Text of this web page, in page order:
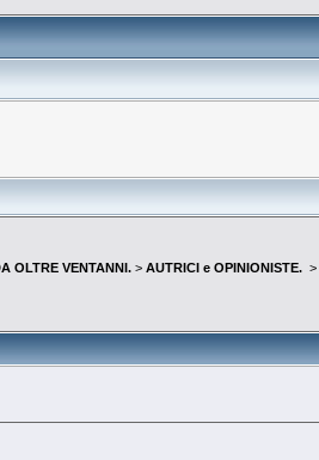
OLTRE VENTANNI. > AUTRICI e OPINIONISTE. >